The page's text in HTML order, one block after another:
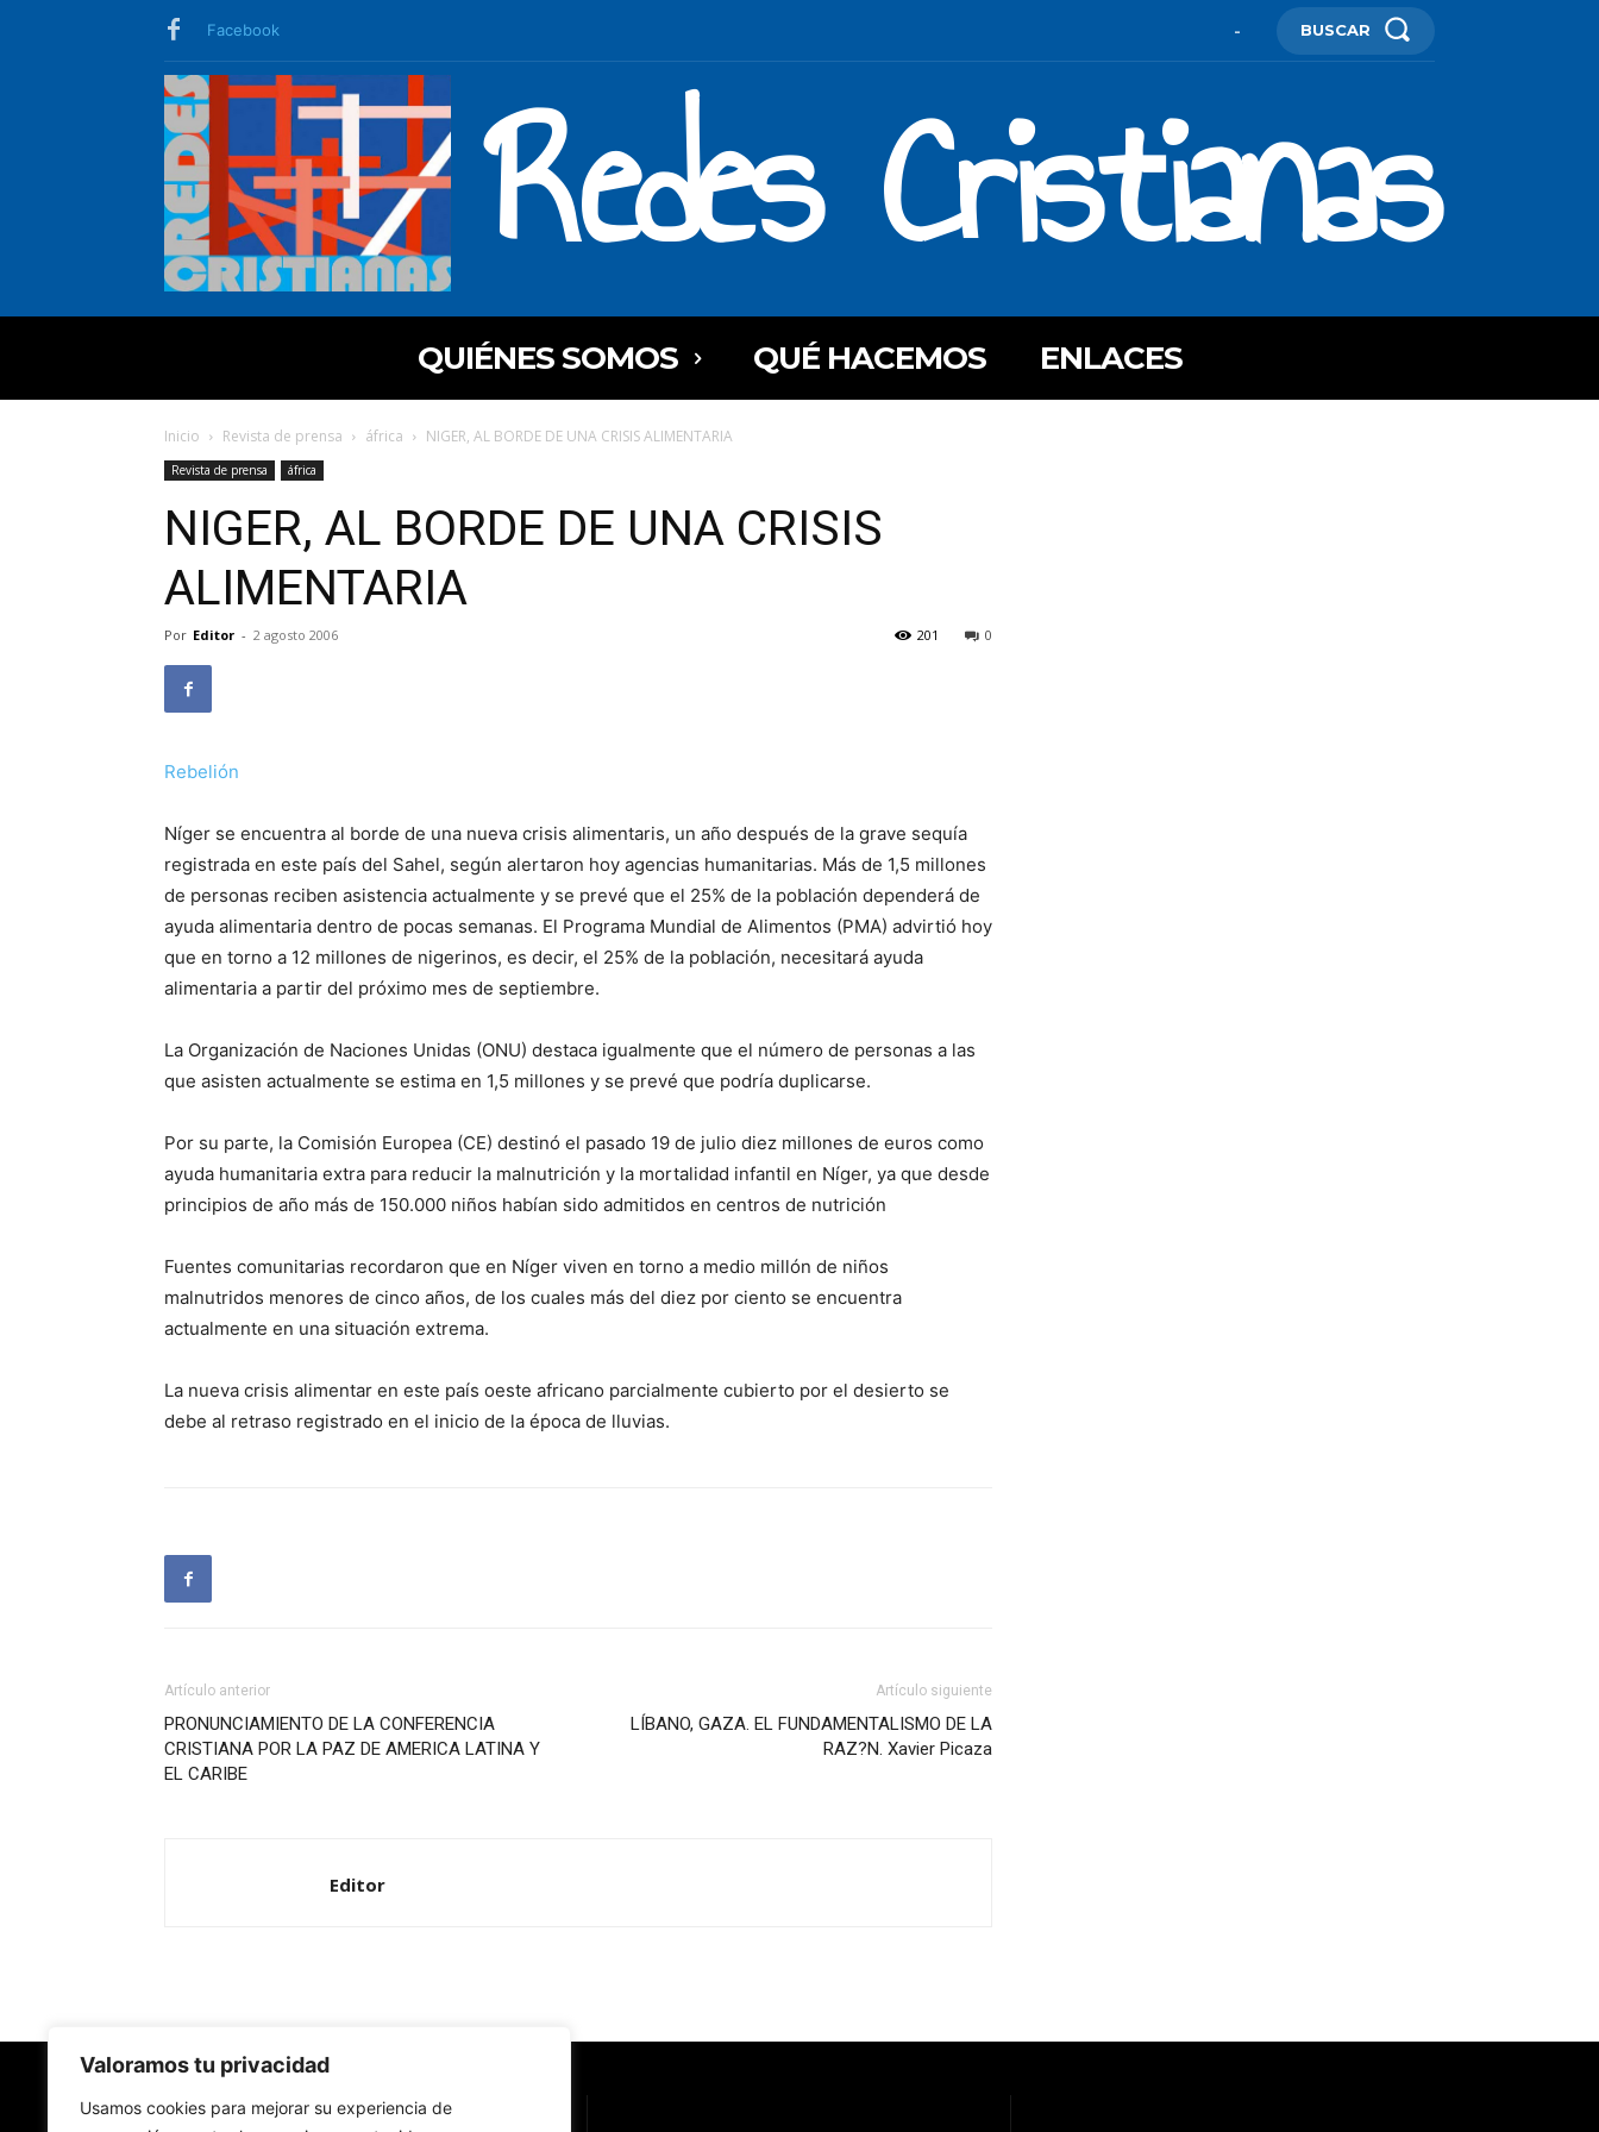
Valoramos tu privacidad
Usamos cookies para mejorar su experiencia de
Facebook - BUSCAR
Redes Cristianas
QUIÉNES SOMOS QUÉ HACEMOS ENLACES
Inicio Revista de prensa áfrica NIGER, AL BORDE DE UNA CRISIS ALIMENTARIA
Revista de prensa áfrica
NIGER, AL BORDE DE UNA CRISIS
ALIMENTARIA
Por Editor - 2 agosto 2006 0
201
Rebelión
Níger se encuentra al borde de una nueva crisis alimentaris, un año después de la grave sequía
registrada en este país del Sahel, según alertaron hoy agencias humanitarias. Más de 1,5 millones
de personas reciben asistencia actualmente y se prevé que el 25% de la población dependerá de
ayuda alimentaria dentro de pocas semanas. El Programa Mundial de Alimentos (PMA) advirtió hoy
que en torno a 12 millones de nigerinos, es decir, el 25% de la población, necesitará ayuda
alimentaria a partir del próximo mes de septiembre.
La Organización de Naciones Unidas (ONU) destaca igualmente que el número de personas a las
que asisten actualmente se estima en 1,5 millones y se prevé que podría duplicarse.
Por su parte, la Comisión Europea (CE) destinó el pasado 19 de julio diez millones de euros como
ayuda humanitaria extra para reducir la malnutrición y la mortalidad infantil en Níger, ya que desde
principios de año más de 150.000 niños habían sido admitidos en centros de nutrición
Fuentes comunitarias recordaron que en Níger viven en torno a medio millón de niños
malnutridos menores de cinco años, de los cuales más del diez por ciento se encuentra
actualmente en una situación extrema.
La nueva crisis alimentar en este país oeste africano parcialmente cubierto por el desierto se
debe al retraso registrado en el inicio de la época de lluvias.
Artículo anterior
PRONUNCIAMIENTO DE LA CONFERENCIA
CRISTIANA POR LA PAZ DE AMERICA LATINA Y
EL CARIBE
Artículo siguiente
LÍBANO, GAZA. EL FUNDAMENTALISMO DE LA
RAZ?N. Xavier Picaza
Editor